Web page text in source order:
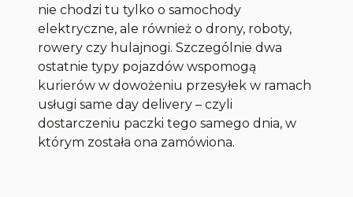
nie chodzi tu tylko o samochody
elektryczne, ale również o drony, roboty,
rowery czy hulajnogi. Szczególnie dwa
ostatnie typy pojazdów wspomogą
kurierów w dowożeniu przesyłek w ramach
usługi same day delivery – czyli
dostarczeniu paczki tego samego dnia, w
którym została ona zamówiona.